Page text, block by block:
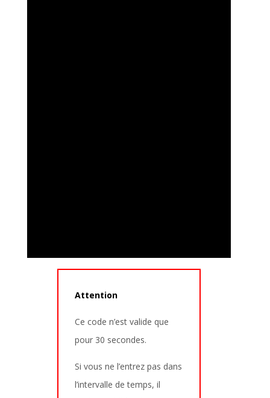
Attention
Ce code n’est valide que
pour 30 secondes.
Si vous ne l’entrez pas dans
l’intervalle de temps, il